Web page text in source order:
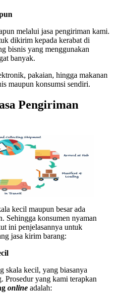
melalui jasa pengiriman kami.
dikirim kepada kerabat di
bisnis yang menggunakan
banyak.
pakaian, hingga makanan
maupun konsumsi sendiri.
Pengiriman
kecil maupun besar ada
Sehingga konsumen nyaman
ini penjelasannya untuk
jasa kirim barang:
skala kecil, yang biasanya
Prosedur yang kami terapkan
online adalah: